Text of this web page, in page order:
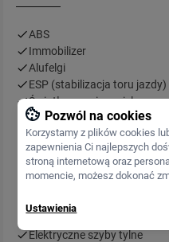
ABS
Immobilizer
Alufelgi
ESP (stabilizacja toru jazdy)
Światła przeciwmgielne
Elektryczne szyby przednie
Radio fabryczne
ASR (kontrola trakcji)
Klimatyzacja manualna
Tapicerka skórzana
Elektrycznie ustawiane
Elektryczne szyby tylne
Pozwól na cookies
Korzystamy z plików cookies
zapewnienia Ci najlepszych
stroną internetową oraz
momencie, możesz dokonać
Ustawienia